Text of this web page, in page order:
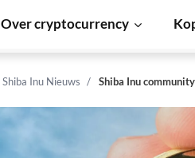
Over cryptocurrency
Shiba Inu Nieuws Shiba Inu